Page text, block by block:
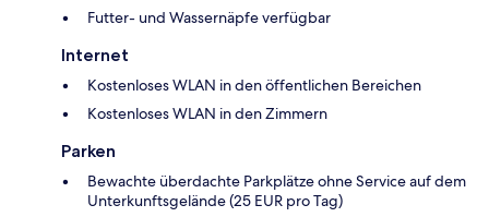
Futter- und Wassernäpfe verfügbar
Internet
Kostenloses WLAN in den öffentlichen Bereichen
Kostenloses WLAN in den Zimmern
Parken
Bewachte überdachte Parkplätze ohne Service auf dem
Unterkunftsgelände (25 EUR pro Tag)